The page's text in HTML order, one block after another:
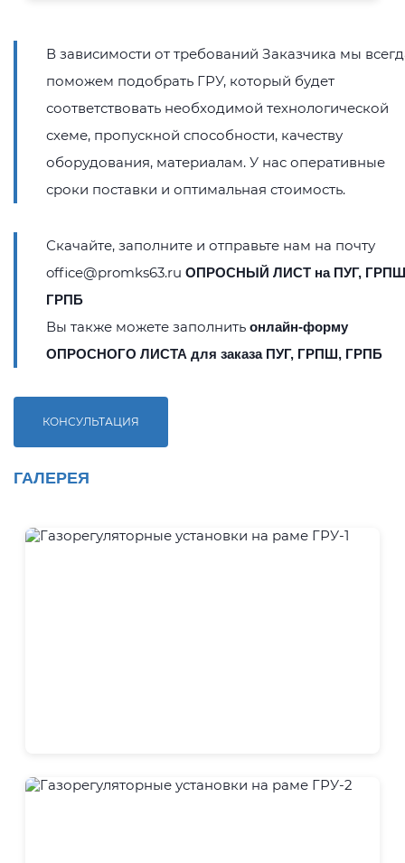
В зависимости от требований Заказчика мы
поможем подобрать ГРУ, который будет
соответствовать необходимой технологической
схеме, пропускной способности, качеству
оборудования, материалам. У нас оперативные
сроки поставки и оптимальная стоимость.
Скачайте, заполните и отправьте нам на почту
office@promks63.ru ОПРОСНЫЙ ЛИСТ на ПУГ,
ГРПБ
Вы также можете заполнить онлайн-форму
ОПРОСНОГО ЛИСТА для заказа ПУГ, ГРПШ, ГРПБ
КОНСУЛЬТАЦИЯ
ГАЛЕРЕЯ
ГРУ